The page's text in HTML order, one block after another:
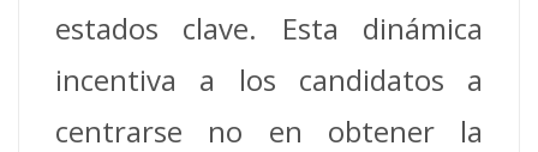
estados clave. Esta dinámica
incentiva a los candidatos a
centrarse no en obtener la